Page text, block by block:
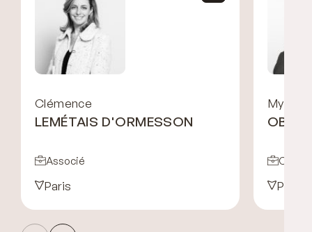
Clémence
LEMÉTAIS D'ORMESSON
Associé
Paris
Myriam
Paris